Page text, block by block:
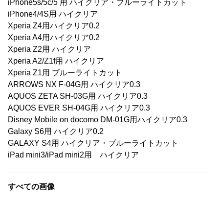
iPhone5s/5c/5 用 ハイクリア・ブルーライトカット
iPhone4/4S用 ハイクリア
Xperia Z4用ハイクリア0.2
Xperia A4用ハイクリア0.2
Xperia Z2用 ハイクリア
Xperia A2/Z1f用 ハイクリア
Xperia Z1用 ブルーライトカット
ARROWS NX F-04G用 ハイクリア0.3
AQUOS ZETA SH-03G用 ハイクリア0.3
AQUOS EVER SH-04G用 ハイクリア0.3
Disney Mobile on docomo DM-01G用ハイクリア0.3
Galaxy S6用 ハイクリア0.2
GALAXY S4用 ハイクリア・ブルーライトカット
iPad mini3/iPad mini2用 ハイクリア
すべての画像